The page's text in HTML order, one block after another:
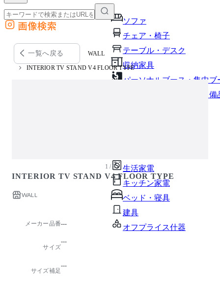
ソファ
チェア・椅子
テーブル・デスク
収納家具
パーソナルブース・集中ブ
オフィスアクセサリー・備
生活家電
キッチン家電
ベッド・寝具
建具
オフプライス什器
外部サイトの商品をカートに追加
他のサイトで見つけた商品ページのURLを貼り付けて、カートに追加できます
画像検索
一覧へ戻る WALL
INTERIOR TV STAND V4 FLOOR TYPE
1 / 9
INTERIOR TV STAND V4 FLOOR TYPE
WALL
メーカー品番---
サイズ
---
サイズ補足
---